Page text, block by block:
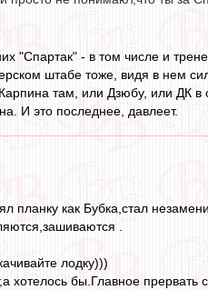
"Спартак" - в том числе и
штабе тоже, видя в нем
там, или Дзюбу, или ДК в
И это последнее, давлеет.
планку как Бубка,стал
.
лодку)))
хотелось бы.Главное прервать